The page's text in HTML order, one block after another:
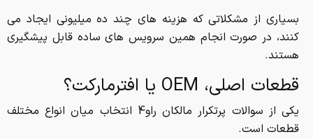
بسیاری از مشکلاتی که هزینه های چند ده میلیونی ایجاد می
کنند، در صورت انجام همین سرویس های ساده قابل پیشگیری
هستند.
قطعات اصلی، OEM یا افترمارکت؟
یکی از سوالات پرتکرار مالکان راو4 انتخاب میان انواع مختلف
قطعات است.